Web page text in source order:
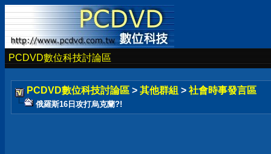
PCDVD數位科技討論區
PCDVD數位科技討論區 > 其他群組 > 社會時事發言區
俄羅斯16日攻打烏克蘭?!